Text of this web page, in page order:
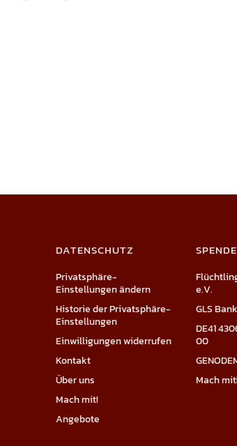
DATENSCHUTZ
Privatsphäre-
Einstellungen ändern
Historie der Privatsphäre-
Einstellungen
Einwilligungen widerrufen
Kontakt
Über uns
Mach mit!
Angebote
e.V.
GLS Bank
DE41
00
Mach